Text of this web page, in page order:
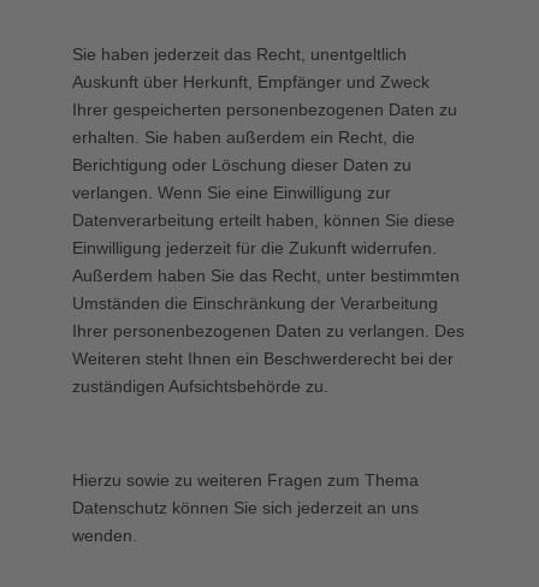
Sie haben jederzeit das Recht, unentgeltlich
Auskunft über Herkunft, Empfänger und Zweck
Ihrer gespeicherten personenbezogenen Daten zu
erhalten. Sie haben außerdem ein Recht, die
Berichtigung oder Löschung dieser Daten zu
verlangen. Wenn Sie eine Einwilligung zur
Datenverarbeitung erteilt haben, können Sie diese
Einwilligung jederzeit für die Zukunft widerrufen.
Außerdem haben Sie das Recht, unter bestimmten
Umständen die Einschränkung der Verarbeitung
Ihrer personenbezogenen Daten zu verlangen. Des
Weiteren steht Ihnen ein Beschwerderecht bei der
zuständigen Aufsichtsbehörde zu.
Hierzu sowie zu weiteren Fragen zum Thema
Datenschutz können Sie sich jederzeit an uns
wenden.